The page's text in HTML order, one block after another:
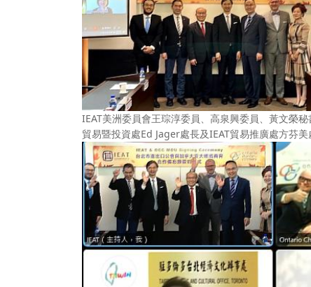
IEAT美洲委員會王琮淳委員、高泉興委員、黃文榮
貿易暨投資處Ed Jager處長及IEAT貿易推廣處方芬美